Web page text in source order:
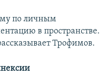
по личным
в пространстве.
Трофимов.